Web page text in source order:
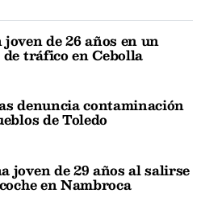
de 26 años en un
tráfico en Cebolla
denuncia contaminación
de Toledo
joven de 29 años al salirse
en Nambroca